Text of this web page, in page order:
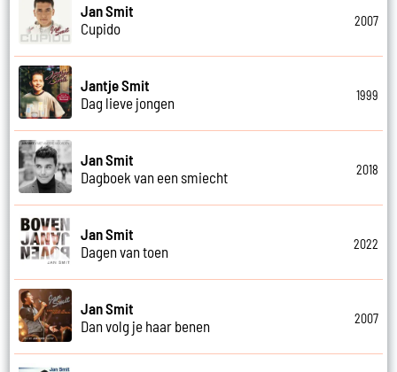
Jan Smit
Cupido
2007
Jantje Smit
Dag lieve jongen
1999
Jan Smit
Dagboek van een smiecht
2018
Jan Smit
Dagen van toen
2022
Jan Smit
Dan volg je haar benen
2007